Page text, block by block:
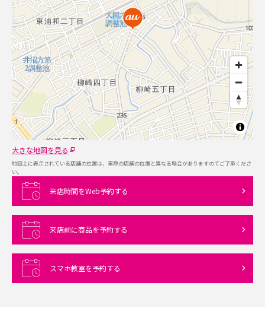
大きな地図を見る
地図上に表示されている店舗の位置は、実際の店舗の位置と異なる場合がありますのでご了承くださ
い。
来店時間をWeb予約する
来店前に商品を予約する
スマホ教室を予約する